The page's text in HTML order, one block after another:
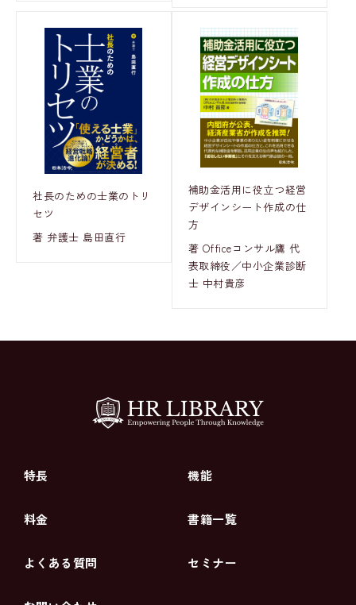
社長のための士業のトリ
セツ
著 弁護士 島田直行
補助金活用に役立つ経営
デザインシート作成の仕
方
著 Officeコンサル鷹 代
表取締役／中小企業診断
士 中村貴彦
特長 機能
料金 書籍一覧
よくある質問 セミナー